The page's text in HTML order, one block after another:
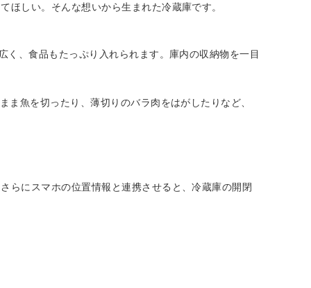
ほしい。そんな想いから生まれた冷蔵庫です。
、食品もたっぷり入れられます。庫内の収納物を一目
魚を切ったり、薄切りのバラ肉をはがしたりなど、
にスマホの位置情報と連携させると、冷蔵庫の開閉